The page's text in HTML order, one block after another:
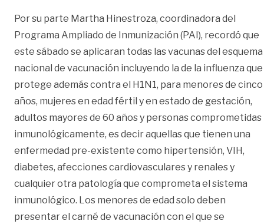
Por su parte Martha Hinestroza, coordinadora del
Programa Ampliado de Inmunización (PAI), recordó que
este sábado se aplicaran todas las vacunas del esquema
nacional de vacunación incluyendo la de la influenza que
protege además contra el H1N1, para menores de cinco
años, mujeres en edad fértil y en estado de gestación,
adultos mayores de 60 años y personas comprometidas
inmunológicamente, es decir aquellas que tienen una
enfermedad pre-existente como hipertensión, VIH,
diabetes, afecciones cardiovasculares y renales y
cualquier otra patología que comprometa el sistema
inmunológico. Los menores de edad solo deben
presentar el carné de vacunación con el que se